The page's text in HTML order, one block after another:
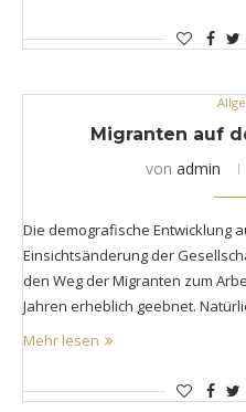
Migranten auf
von admin
Die demografische Entwicklung
Einsichtsänderung der
den Weg der Migranten zum
Jahren erheblich geebnet.
Mehr lesen